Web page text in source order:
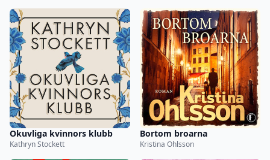
Okuvliga kvinnors klubb
Kathryn Stockett
Bortom broarna
Kristina Ohlsson